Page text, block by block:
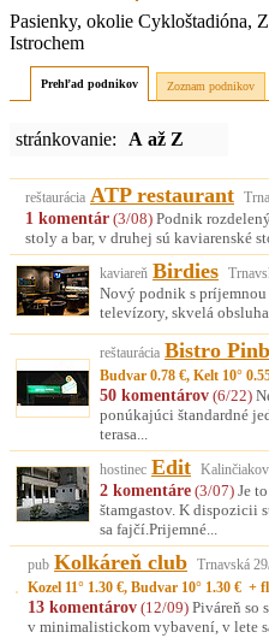
Pasienky, okolie Cykloštadióna,
Istrochem
Prehľad podnikov Zoznam podnikov
stránkovanie: A až Z
reštaurácia ATP restaurant
1 komentár (3/08) Podnik
stoly a bar, v druhej sú kaviarenské
kaviareň Birdies
Nový podnik s
televízory, skvelá
reštaurácia Bistro
Budvar 0.78 €, Kelt 10°
50 komentárov (6/22)
ponúkajúci štandardné
terasa...
hostinec Edit
2 komentáre (3/07) Je
štamgastov. K dispozicii
sa fajčí.Prijemné...
pub Kolkáreň club Trnavská
Kozel 11° 1.30 €, Budvar 10° 1.30 € +
13 komentárov (12/09) Piváreň so
v minimalistickom vybavení, v lete